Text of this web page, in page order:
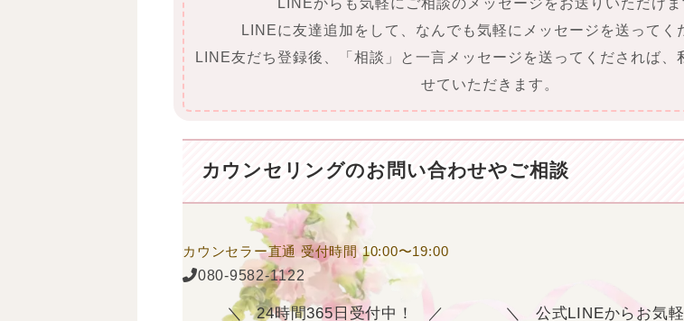
LINEからも気軽にご相談のメッセージをお送りいただけま
LINEに友達追加をして、なんでも気軽にメッセージを送ってく
LINE友だち登録後、「相談」と一言メッセージを送ってくだされば、
せていただきます。
カウンセリングのお問い合わせやご相談
カウンセラー直通 受付時間 10:00〜19:00
080-9582-1122
24時間365日受付中！ 公式LINEからお気軽